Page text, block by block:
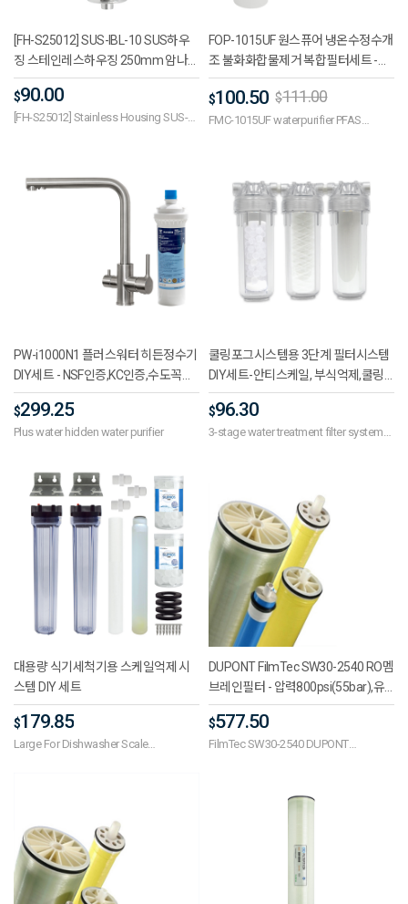
[FH-S25012] SUS-IBL-10 SUS하우
징 스테인레스하우징 250mm 암나사
15A(1/2) - KC인증
$90.00
[FH-S25012] Stainless Housing SUS-
FOP-1015UF 원스퓨어 냉온수정수개
조 불화화합물제거 복합필터세트 -
PFAS제거,언더씽크정수,냉온수정수,
싱크대,직수형정수기필터,가정용,산
업용,카페,유효정수량3600L
$100.50 $111.00
FMC-1015UF waterpurifier PFAS
PW-i1000N1 플러스워터 히든정수기
DIY세트 - NSF인증,KC인증,수도꼭지,
락너트,필터헤드,필터,정수기아답터,
정수기호스2개,정수기연결피팅1
개,SUS304,블럭카본,유효정수량
불순물제거,음용수용
$299.25
Plus water hidden water purifier
쿨링포그시스템용 3단계 필터시스템
DIY세트-안티스케일, 부식억제,쿨링
포그수처리,쿨링포그필터
$96.30
3-stage water treatment filter system
대용량 식기세척기용 스케일억제 시
스템 DIY 세트
$179.85
Large For Dishwasher Scale
DUPONT FilmTec SW30-2540 RO멤
브레인필터 - 압력800psi(55bar),유
량700(2.6㎥/d),최대온도45℃
$577.50
FilmTec SW30-2540 DUPONT